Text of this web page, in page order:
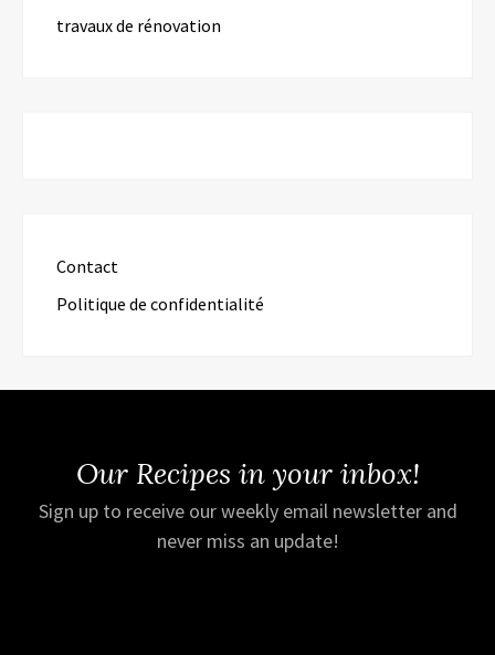
travaux de rénovation
Contact
Politique de confidentialité
Our Recipes in your inbox!
Sign up to receive our weekly email newsletter and
never miss an update!